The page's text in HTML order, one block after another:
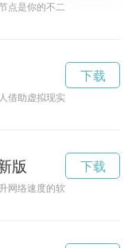
点是你的不二选择！本文将
借助虚拟现实技术进行云游
下载
版
网络速度的软件，能够帮助
下载